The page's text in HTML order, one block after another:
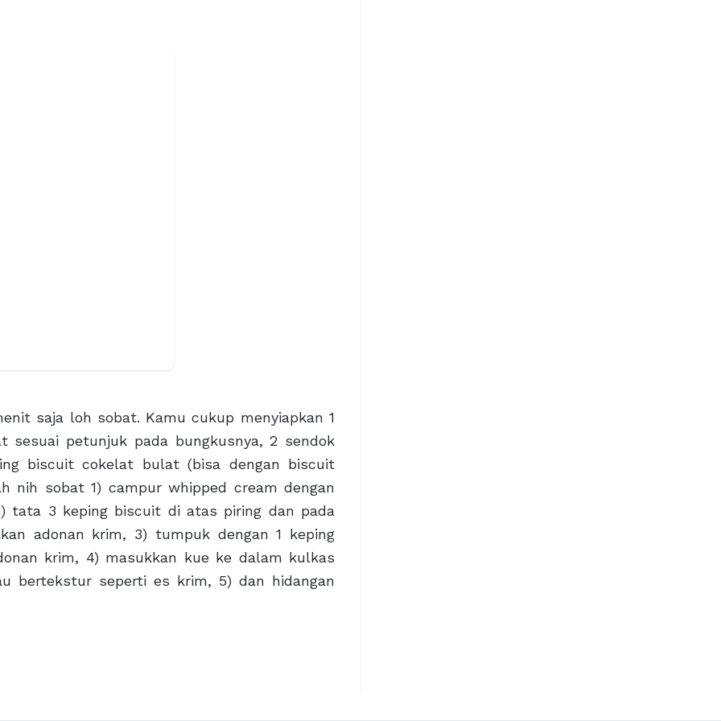
saja loh sobat. Kamu cukup menyiapkan 1
sesuai petunjuk pada bungkusnya, 2 sendok
biscuit cokelat bulat (bisa dengan biscuit
nih sobat 1) campur whipped cream dengan
tata 3 keping biscuit di atas piring dan pada
adonan krim, 3) tumpuk dengan 1 keping
krim, 4) masukkan kue ke dalam kulkas
bertekstur seperti es krim, 5) dan hidangan